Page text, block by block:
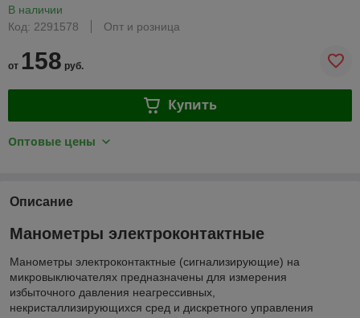
В наличии
Код: 2291578
Опт и розница
от 158 руб.
Купить
Оптовые цены
Описание
Манометры электроконтактные
Манометры электроконтактные (сигнализирующие) на
микровыключателях предназначены для измерения
избыточного давления неагрессивных,
некристаллизирующихся сред и дискретного управления